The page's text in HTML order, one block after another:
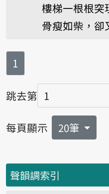
樓梯一根根突
骨瘦如柴，卻
第
1
跳去第
頁碼
每頁顯示 20筆
聲韻調索引